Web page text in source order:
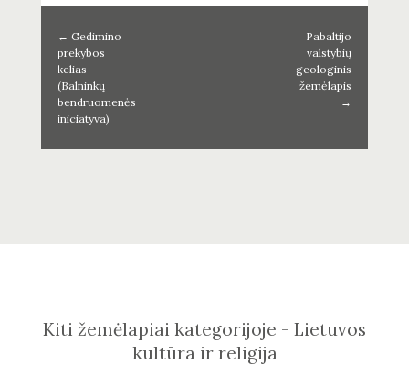
← Gedimino
prekybos
kelias
(Balninkų
bendruomenės
iniciatyva)
Pabaltijo
valstybių
geologinis
žemėlapis
→
Kiti žemėlapiai kategorijoje - Lietuvos
kultūra ir religija